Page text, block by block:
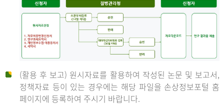
신
(활용 후 보고) 원시자료를 활용하여 작성된 논문 및 보고서,
정책자료 등이 있는 경우에는 해당 파일을 손상정보포털 홈
페이지에 등록하여 주시기 바랍니다.